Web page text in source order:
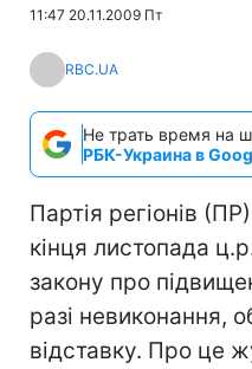
11:47 20.11.2009 Пт
RBC.UA
Не трать время на
РБК-Украина в
Партія регіонів
кінця листопада
закону про
разі невиконання,
відставку. Про це